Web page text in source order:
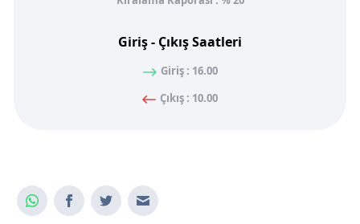
Giriş - Çıkış Saatleri
Giriş : 16.00
Çıkış : 10.00